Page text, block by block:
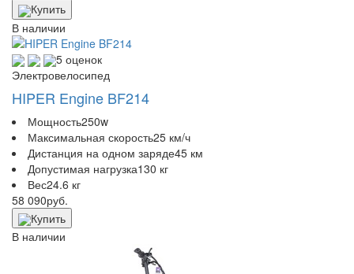
Купить
В наличии
5 оценок
Электровелосипед
HIPER Engine BF214
Мощность250w
Максимальная скорость25 км/ч
Дистанция на одном заряде45 км
Допустимая нагрузка130 кг
Вес24.6 кг
58 090руб.
Купить
В наличии